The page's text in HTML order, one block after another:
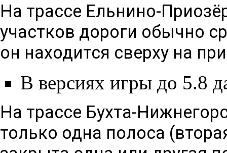
На трассе Ельнино-
участков дороги обычно
он находится сверху на
В версиях игры до 5.8
На трассе Бухта-
только одна полоса